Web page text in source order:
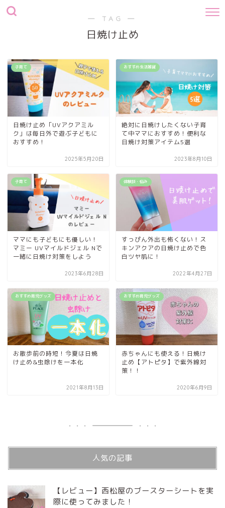
― TAG ―
日焼け止め
子育て
日焼け止め「UVアクアミル
ク」は毎日外で遊ぶ子どもに
おすすめ！
2025年5月20日
おすすめ生活雑貨
絶対に日焼けしたくない子育
て中ママにおすすめ！便利な
日焼け対策アイテム5選
2023年8月10日
子育て
ママにも子どもにも優しい！
マミー UVマイルドジェル Nで
一緒に日焼け対策をしよう
2023年6月28日
体験談・悩み
すっぴん外出も怖くない！ス
キンアクアの日焼け止めで色
白ツヤ肌に！
2022年4月27日
おすすめ育児グッズ
お散歩前の時短！今夏は日焼
け止め&虫除けを一本化
2021年8月13日
おすすめ育児グッズ
赤ちゃんにも使える！日焼け
止め【アトピタ】で紫外線対
策！！
2020年6月9日
人気の記事
【レビュー】西松屋のブースターシートを実
際に使ってみました！